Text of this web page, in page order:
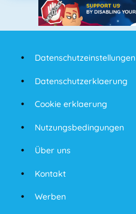
Datenschutzeinstellungen
Datenschutzerklaerung
Cookie erklaerung
Nutzungsbedingungen
Über uns
Kontakt
Werben